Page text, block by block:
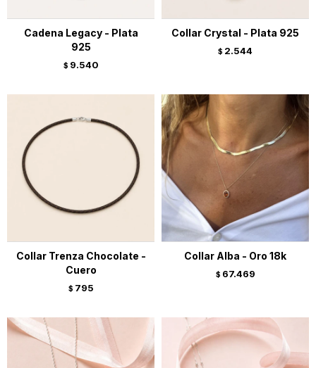
Cadena Legacy - Plata
925
$ 9.540
Collar Crystal - Plata 925
$ 2.544
Collar Trenza Chocolate -
Cuero
$ 795
Collar Alba - Oro 18k
$ 67.469